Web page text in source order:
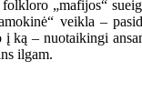
„mafijos“
veikla –
ką – nuotaikingi
ilgam.